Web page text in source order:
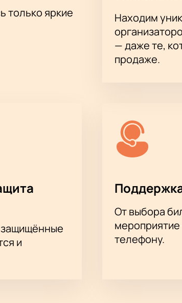
только яркие
Находим
— даже те,
продаже.
защищённые
и
От выбора
телефону.